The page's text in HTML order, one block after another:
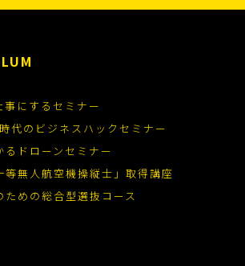
事にするセミナー
代のビジネスハックセミナー
るドローンセミナー
等無人航空機操縦士」取得講座
ための総合型選抜コース